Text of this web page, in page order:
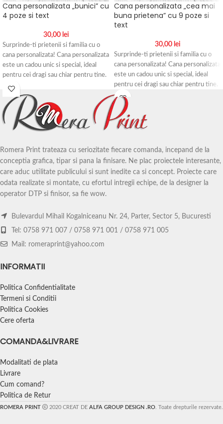
Cana personalizata „bunici” cu
4 poze si text
30,00 lei
Surprinde-ti prietenii si familia cu o
cana personalizata! Cana personalizata
este un cadou unic si special, ideal
pentru cei dragi sau chiar pentru tine.
Cana poate fi personalizata dupa acest
model cu fotografiile si textul dvs.
Personalizarea se face prin sublimare,
ceea ce inseamna ca fotografia sau
textul vor fi imprimate in compozitia
zgarieturi.
Nu trebuie decat sa incarcati
fotografiile si sa scrieti mesajul dorit.
Dupa plasarea comenzii o sa fii
contactat de un reprezentant Romera
incadrarea pozelor tale si a textului
Personalizarea produselor incepe
numai dupa ce simularea grafica a fost
Cana personalizata „cea mai
buna prietena” cu 9 poze si
text
30,00 lei
Surprinde-ti prietenii si familia cu o
cana personalizata! Cana personalizata
este un cadou unic si special, ideal
pentru cei dragi sau chiar pentru tine.
Cana poate fi personalizata dupa acest
model cu fotografiile si textul dvs.
Personalizarea se face prin sublimare,
ceea ce inseamna ca fotografia sau
canii, fiind astfel protejata la
zgarieturi.
Nu trebuie decat sa incarcati
fotografiile si sa scrieti mesajul dorit.
Print pentru ava trimite o simulare cu
ales pe modelul canii respective.
Romera Print trateaza cu seriozitate fiecare comanda, incepand de la
conceptia grafica, tipar si pana la finisare. Ne plac proiectele interesante,
care aduc utilitate publicului si sunt inedite ca si concept. Proiecte care
odata realizate si montate, cu efortul intregii echipe, de la designer la
operator DTP si finisor, sa fie wow.
Bulevardul Mihail Kogalniceanu Nr. 24, Parter, Sector 5, Bucuresti
Tel: 0758 971 007 / 0758 971 001 / 0758 971 005
Mail: romeraprint@yahoo.com
INFORMATII
Politica Confidentialitate
Termeni si Conditii
Politica Cookies
Cere oferta
COMANDA&LIVRARE
Modalitati de plata
Livrare
Cum comand?
Politica de Retur
ROMERA PRINT 2020 CREAT DE ALFA GROUP DESIGN .RO. Toate drepturile rezervate.